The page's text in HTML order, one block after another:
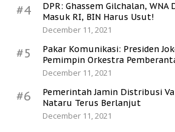
#4
DPR: Ghassem Gilchalan,
Masuk RI, BIN Harus Usut!
December 11, 2021
#5
Pakar Komunikasi: Presiden
Pemimpin Orkestra
December 11, 2021
#6
Pemerintah Jamin Distribusi
Nataru Terus Berlanjut
December 11, 2021